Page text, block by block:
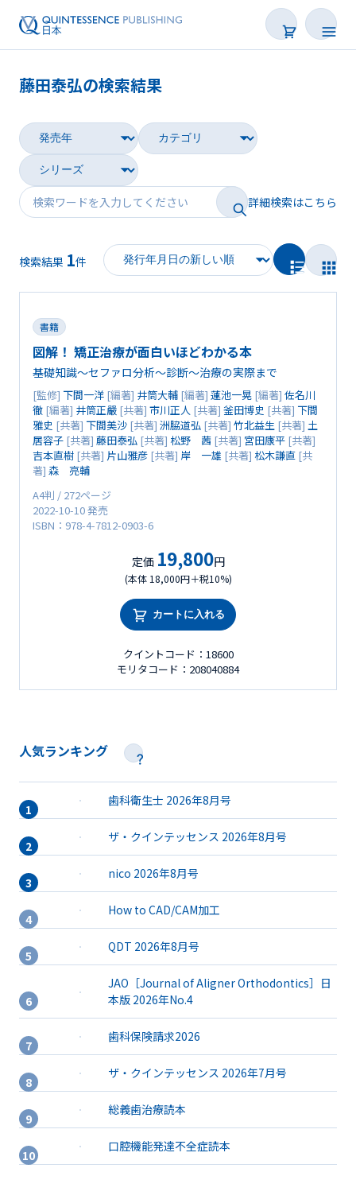
雑誌
映像
電子BOOK
著者一覧
藤田泰弘の検索結果
詳細検索はこちら
検索結果 1件
書籍
図解！ 矯正治療が面白いほどわかる本
基礎知識～セファロ分析～診断～治療の実際まで
[監修] 下間一洋 [編著] 井筒大輔 [編著] 蓮池一晃 [編著] 佐名川
徹 [編著] 井筒正嚴 [共著] 市川正人 [共著] 釜田博史 [共著] 下間
雅史 [共著] 下間美沙 [共著] 洲脇道弘 [共著] 竹北益生 [共著] 土
居容子 [共著] 藤田泰弘 [共著] 松野 茜 [共著] 宮田康平 [共著]
吉本直樹 [共著] 片山雅彦 [共著] 岸 一雄 [共著] 松木謙直 [共
著] 森 亮輔
A4判 / 272ページ
2022-10-10 発売
ISBN：978-4-7812-0903-6
定価 19,800円
(本体 18,000円＋税10%)
カートに入れる
クイントコード：18600
モリタコード：208040884
人気ランキング
歯科衛生士 2026年8月号
ザ・クインテッセンス 2026年8月号
nico 2026年8月号
How to CAD/CAM加工
QDT 2026年8月号
JAO［Journal of Aligner Orthodontics］日
本版 2026年No.4
歯科保険請求2026
ザ・クインテッセンス 2026年7月号
総義歯治療読本
口腔機能発達不全症読本